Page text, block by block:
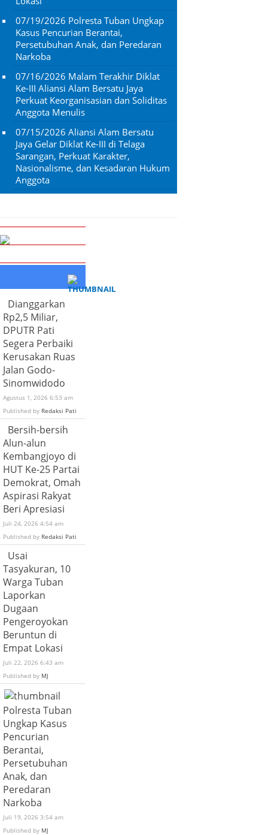
07/19/2026 Polresta Tuban Ungkap
Kasus Pencurian Berantai,
Persetubuhan Anak, dan Peredaran
Narkoba
07/16/2026 Malam Terakhir Diklat
Ke-III Aliansi Alam Bersatu Jaya
Perkuat Keorganisasian dan Soliditas
Anggota Menulis
07/15/2026 Aliansi Alam Bersatu
Jaya Gelar Diklat Ke-III di Telaga
Sarangan, Perkuat Karakter,
Nasionalisme, dan Kesadaran Hukum
Anggota
Dianggarkan
Rp2,5 Miliar,
DPUTR Pati
Segera Perbaiki
Kerusakan Ruas
Jalan Godo-
Sinomwidodo
Agustus 1, 2026 6:53 am
Published by Redaksi Pati
Bersih-bersih
Alun-alun
Kembangjoyo di
HUT Ke-25 Partai
Demokrat, Omah
Aspirasi Rakyat
Beri Apresiasi
Juli 24, 2026 4:54 am
Published by Redaksi Pati
Usai
Tasyakuran, 10
Warga Tuban
Laporkan
Dugaan
Pengeroyokan
Beruntun di
Empat Lokasi
Juli 22, 2026 6:43 am
Published by MJ
Polresta Tuban
Ungkap Kasus
Pencurian
Berantai,
Persetubuhan
Anak, dan
Peredaran
Narkoba
Juli 19, 2026 3:54 am
Published by MJ